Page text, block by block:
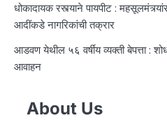
धोकादायक रस्त्याने पायपीट :
आदींकडे नागरिकांची तक्रार
आडवण येथील ५६ वर्षीय व्यक्ती बेपत्ता :
आवाहन
About Us